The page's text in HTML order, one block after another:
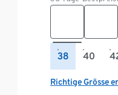
38 40
Richtige Grösse